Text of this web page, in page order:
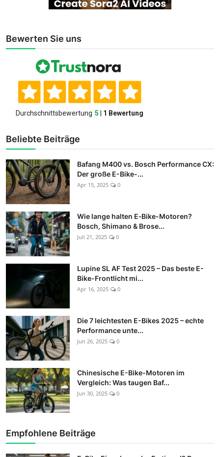
Bewerten Sie uns
Beliebte Beiträge
Bafang M400 vs. Bosch Performance CX:
Der große E-Bike-...
Apr 15, 2025 0
Wie lange halten E‑Bike-Motoren?
Bosch, Shimano & Brose...
Juli 21, 2025 0
Lupine SL AF Test 2025 – Das beste E-
Bike-Frontlicht mi...
Apr 16, 2025 0
Die 7 leichtesten E-Bikes 2025 – echte
Performance unte...
Jun 26, 2025 0
Chinesische E-Bike-Motoren im
Vergleich: Was taugen Baf...
Jun 30, 2025 0
Empfohlene Beiträge